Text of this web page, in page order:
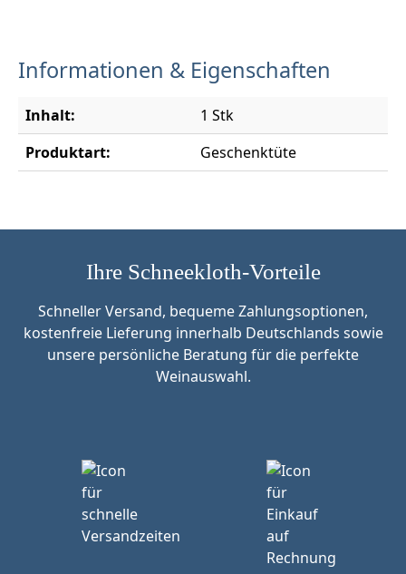
Informationen & Eigenschaften
Inhalt:
1 Stk
Produktart:
Geschenktüte
Ihre Schneekloth-Vorteile
Schneller Versand, bequeme Zahlungsoptionen,
kostenfreie Lieferung innerhalb Deutschlands sowie
unsere persönliche Beratung für die perfekte
Weinauswahl.